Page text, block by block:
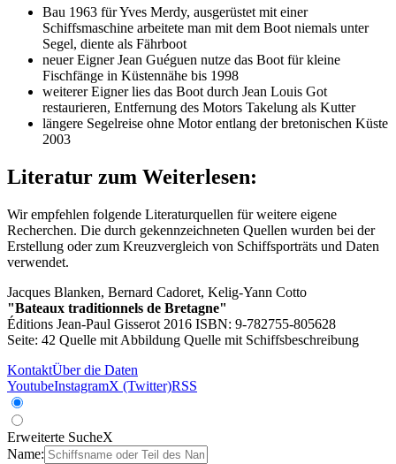
Bau 1963 für Yves Merdy, ausgerüstet mit einer
Schiffsmaschine arbeitete man mit dem Boot niemals unter
Segel, diente als Fährboot
neuer Eigner Jean Guéguen nutze das Boot für kleine
Fischfänge in Küstennähe bis 1998
weiterer Eigner lies das Boot durch Jean Louis Got
restaurieren, Entfernung des Motors Takelung als Kutter
längere Segelreise ohne Motor entlang der bretonischen Küste
2003
Literatur zum Weiterlesen:
Wir empfehlen folgende Literaturquellen für weitere eigene
Recherchen. Die durch gekennzeichneten Quellen wurden bei der
Erstellung oder zum Kreuzvergleich von Schiffsporträts und Daten
verwendet.
Jacques Blanken, Bernard Cadoret, Kelig-Yann Cotto
"Bateaux traditionnels de Bretagne"
Éditions Jean-Paul Gisserot 2016 ISBN: 9-782755-805628
Seite: 42 Quelle mit Abbildung Quelle mit Schiffsbeschreibung
KontaktÜber die Daten
YoutubeInstagramX (Twitter)RSS
Erweiterte SucheX
Name: